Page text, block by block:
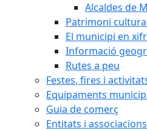
Alcaldes de
Patrimoni
El municipi en
Informació
Rutes a peu
Festes, fires i
Equipaments
Guia de comerç
Entitats i associacions